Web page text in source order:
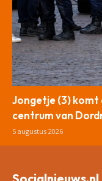
Jongetje (3) komt
centrum van
5 augustus 2026